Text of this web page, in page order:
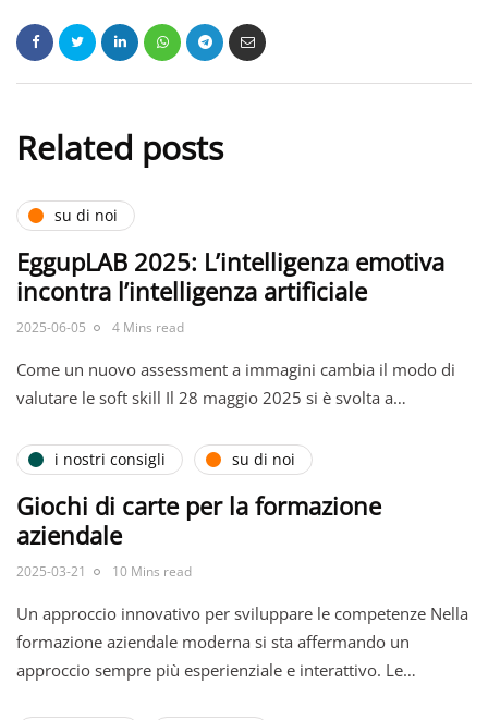
Related posts
su di noi
EggupLAB 2025: L’intelligenza emotiva
incontra l’intelligenza artificiale
2025-06-05 4 Mins read
Come un nuovo assessment a immagini cambia il modo di
valutare le soft skill Il 28 maggio 2025 si è svolta a…
i nostri consigli su di noi
Giochi di carte per la formazione
aziendale
2025-03-21 10 Mins read
Un approccio innovativo per sviluppare le competenze Nella
formazione aziendale moderna si sta affermando un
approccio sempre più esperienziale e interattivo. Le…